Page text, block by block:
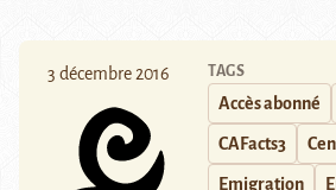
3 décembre 2016 TAGS
Accès abonné
CAFacts3
Emigration